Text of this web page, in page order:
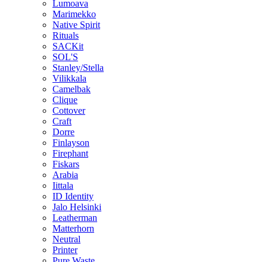
Lumoava
Marimekko
Native Spirit
Rituals
SACKit
SOL'S
Stanley/Stella
Vilikkala
Camelbak
Clique
Cottover
Craft
Dorre
Finlayson
Firephant
Fiskars
Arabia
Iittala
ID Identity
Jalo Helsinki
Leatherman
Matterhorn
Neutral
Printer